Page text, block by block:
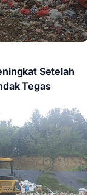
Setelah
Tegas